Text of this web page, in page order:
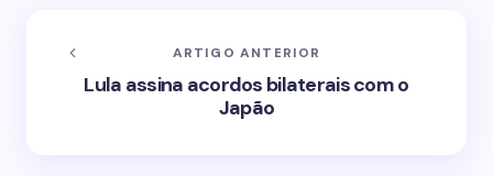
ARTIGO ANTERIOR
Lula assina acordos bilaterais com o
Japão